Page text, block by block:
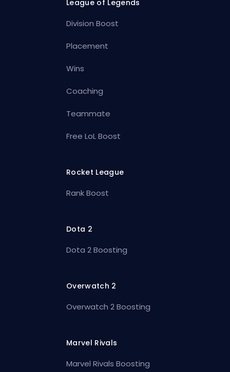
League of Legends
Division Boost
Placement
Wins
Coaching
Teammate
Free LoL Boost
Rocket League
Rank Boost
Dota 2
Dota 2 Boosting
Overwatch 2
Overwatch 2 Boosting
Marvel Rivals
Marvel Rivals Boosting